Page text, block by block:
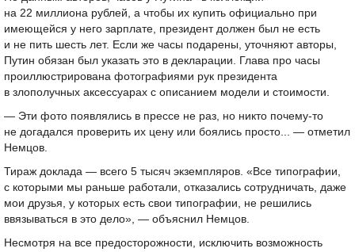
на 22 миллиона рублей, а чтобы их купить официально при
имеющейся у него зарплате, президент должен был не есть
и не пить шесть лет. Если же часы подарены, уточняют авторы,
Путин обязан был указать это в декларации. Глава про часы
проиллюстрирована фотографиями рук президента
в злополучных аксессуарах с описанием модели и стоимости.
— Эти фото появлялись в прессе не раз, но никто почему-то
не догадался проверить их цену или боялись просто... — отметил
Немцов.
Тираж доклада — всего 5 тысяч экземпляров. «Все типографии,
с которыми мы раньше работали, отказались сотрудничать, даже
мои друзья, у которых есть свои типографии, не решились
ввязываться в это дело», — объяснил Немцов.
Несмотря на все предосторожности, исключить возможность